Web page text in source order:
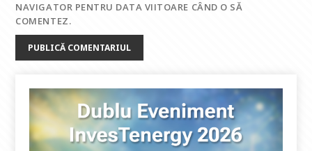
NAVIGATOR PENTRU DATA VIITOARE CÂND O SĂ
COMENTEZ.